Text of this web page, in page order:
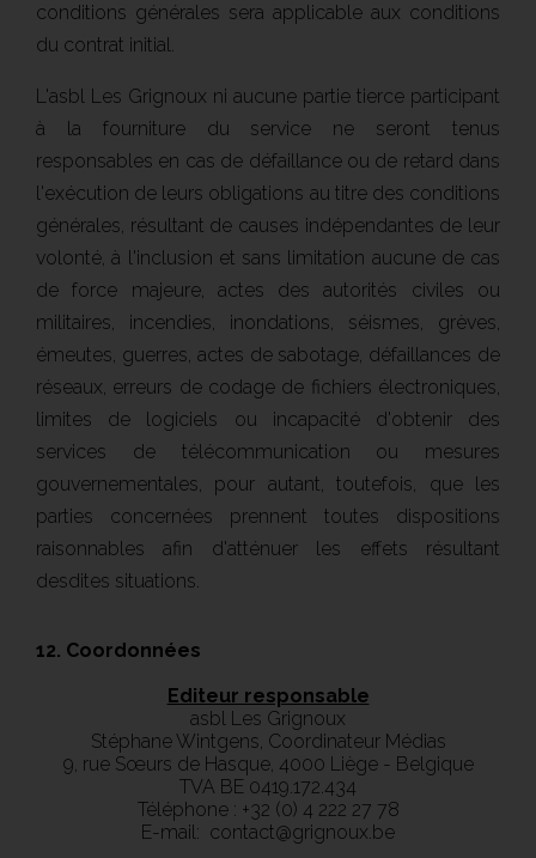
conditions générales sera applicable aux conditions
du contrat initial.
L'asbl Les Grignoux ni aucune partie tierce participant
à la fourniture du service ne seront tenus
responsables en cas de défaillance ou de retard dans
l'exécution de leurs obligations au titre des conditions
générales, résultant de causes indépendantes de leur
volonté, à l'inclusion et sans limitation aucune de cas
de force majeure, actes des autorités civiles ou
militaires, incendies, inondations, séismes, grèves,
émeutes, guerres, actes de sabotage, défaillances de
réseaux, erreurs de codage de fichiers électroniques,
limites de logiciels ou incapacité d'obtenir des
services de télécommunication ou mesures
gouvernementales, pour autant, toutefois, que les
parties concernées prennent toutes dispositions
raisonnables afin d'atténuer les effets résultant
desdites situations.
12. Coordonnées
Editeur responsable
asbl Les Grignoux
Stéphane Wintgens, Coordinateur Médias
9, rue Sœurs de Hasque, 4000 Liège - Belgique
TVA BE 0419.172.434
Téléphone : +32 (0) 4 222 27 78
E-mail: contact@grignoux.be